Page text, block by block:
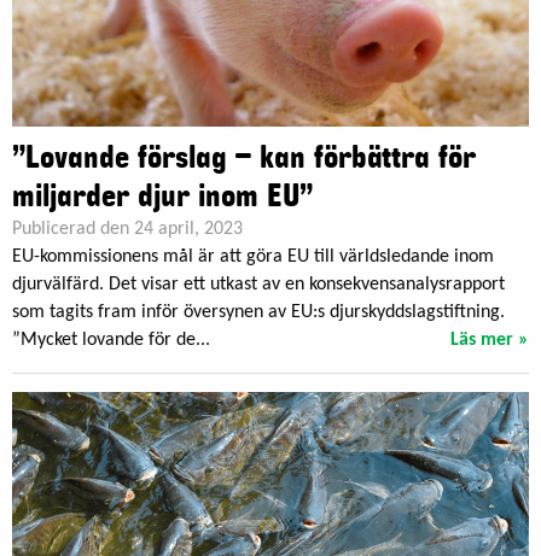
”Lovande förslag – kan förbättra för
miljarder djur inom EU”
Publicerad den 24 april, 2023
EU-kommissionens mål är att göra EU till världsledande inom
djurvälfärd. Det visar ett utkast av en konsekvensanalysrapport
som tagits fram inför översynen av EU:s djurskyddslagstiftning.
”Mycket lovande för de...
Läs mer »